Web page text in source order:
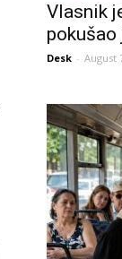
Vlasnik
Desk - August